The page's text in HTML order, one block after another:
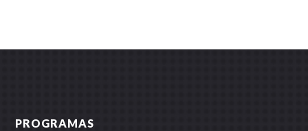
PROGRAMAS